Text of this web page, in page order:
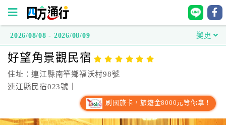
方
通
行
2026/08/08 - 2026/08/09 變更
好望角景觀民宿
住址：連江縣南竿鄉福沃村98號
連江縣民宿023號｜
刷國旅卡，旅遊金8000元等你拿！